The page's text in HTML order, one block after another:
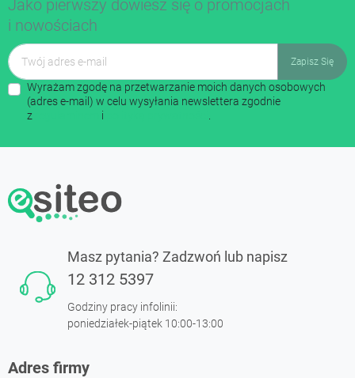
Jako pierwszy dowiesz się o promocjach
i nowościach
Wyrażam zgodę na przetwarzanie moich danych osobowych
(adres e-mail) w celu wysyłania newslettera zgodnie
z
i
Masz pytania? Zadzwoń lub napisz
12 312 5397
Godziny pracy infolinii:
poniedziałek-piątek 10:00-13:00
Adres firmy